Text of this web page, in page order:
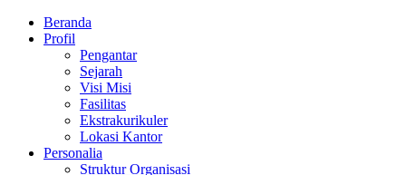
Beranda
Profil
Pengantar
Sejarah
Visi Misi
Fasilitas
Ekstrakurikuler
Lokasi Kantor
Personalia
Struktur Organisasi